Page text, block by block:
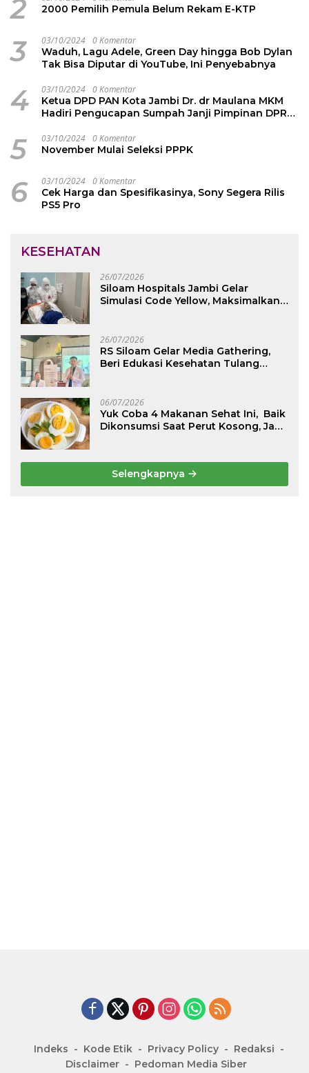
2 2000 Pemilih Pemula Belum Rekam E-KTP
3 03/10/2024 0 Komentar
Waduh, Lagu Adele, Green Day hingga Bob Dylan
Tak Bisa Diputar di YouTube, Ini Penyebabnya
4 03/10/2024 0 Komentar
Ketua DPD PAN Kota Jambi Dr. dr Maulana MKM
Hadiri Pengucapan Sumpah Janji Pimpinan DPRD
5 03/10/2024 0 Komentar
November Mulai Seleksi PPPK
6 03/10/2024 0 Komentar
Cek Harga dan Spesifikasinya, Sony Segera Rilis
PS5 Pro
KESEHATAN
26/07/2026
Siloam Hospitals Jambi Gelar
Simulasi Code Yellow, Maksimalkan
26/07/2026
RS Siloam Gelar Media Gathering,
Beri Edukasi Kesehatan Tulang
06/07/2026
Yuk Coba 4 Makanan Sehat Ini, Baik
Dikonsumsi Saat Perut Kosong, Jaga
Selengkapnya
Indeks Kode Etik Privacy Policy
Redaksi
Disclaimer
Pedoman Media Siber